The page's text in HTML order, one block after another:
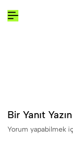
Bir Yanıt Yazın
Yorum yapabilmek